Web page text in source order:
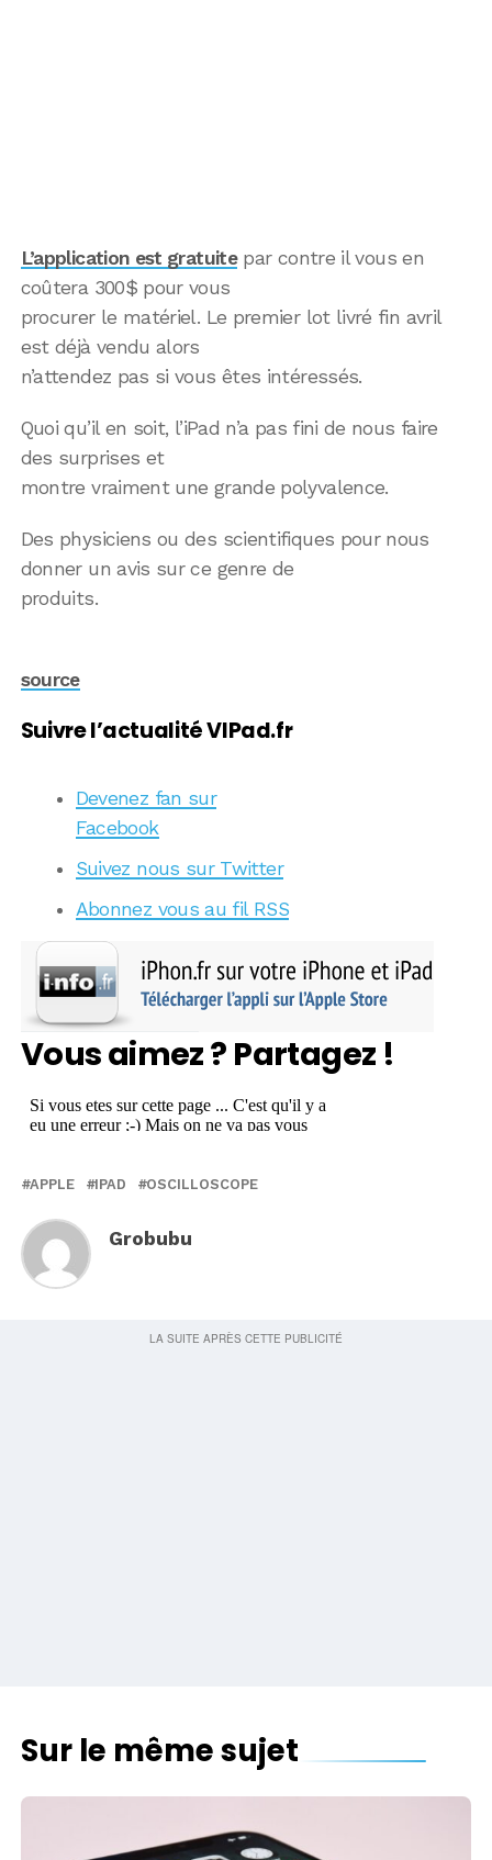
L’application est gratuitepar contre il vous en
coûtera 300$ pour vous
procurer le matériel. Le premier lot livré fin avril
est déjà vendu alors
n’attendez pas si vous êtes intéressés.
Quoi qu’il en soit, l’iPad n’a pas fini de nous faire
des surprises et
montre vraiment une grande polyvalence.
Des physiciens ou des scientifiques pour nous
donner un avis sur ce genre de
produits.
source
Suivre l’actualité VIPad.fr
Devenez fan sur
Facebook
Suivez nous sur Twitter
Abonnez vous au fil RSS
Vous aimez ? Partagez !
APPLE IPAD OSCILLOSCOPE
Grobubu
Sur le même sujet